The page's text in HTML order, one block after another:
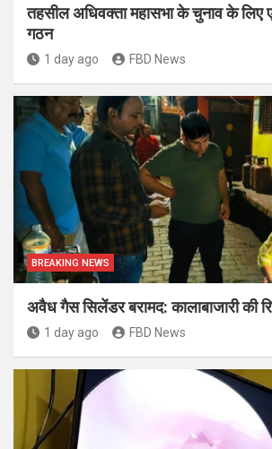
तहसील अधिवक्ता महासभा के चुनाव के लिए
गठन
1 day ago FBD News
BREAKING NEWS
अवैध गैस सिलेंडर बरामद: कालाबाजारी की
1 day ago FBD News